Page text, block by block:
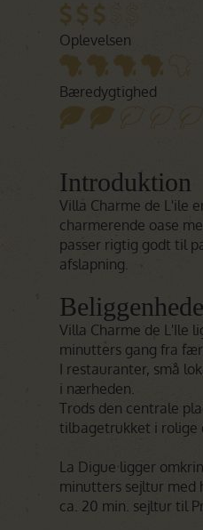
Oplevelsen
Bæredygtighed
Introduktion
Villa Charme de L'ile
charmerende oase
passer rigtig godt til
afslapning.
Villa Charme de L'Ile
minutters gang fra
I restauranter, små
i nærheden.
Trods den centrale
tilbagetrukket i rolige
La Digue ligger
minutters sejltur
ca. 20 min. sejltur til